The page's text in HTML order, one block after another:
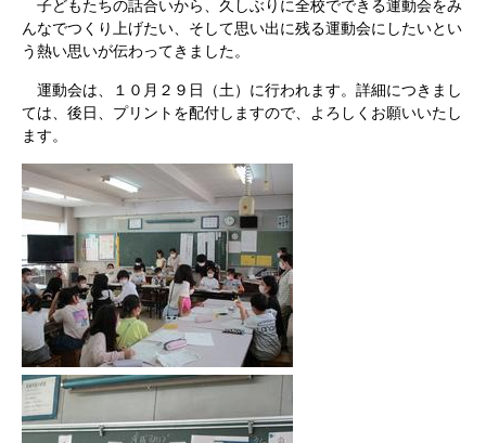
子どもたちの話合いから、久しぶりに全校でできる運動会をみ
んなでつくり上げたい、そして思い出に残る運動会にしたいとい
う熱い思いが伝わってきました。
運動会は、１０月２９日（土）に行われます。詳細につきまし
ては、後日、プリントを配付しますので、よろしくお願いいたし
ます。